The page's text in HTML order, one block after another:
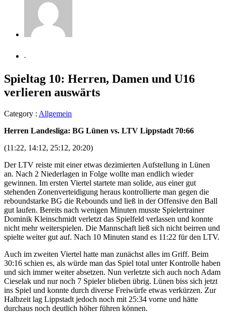
-
Spieltag 10: Herren, Damen und U16
verlieren auswärts
Category : Allgemein
Herren Landesliga: BG Lünen vs. LTV Lippstadt 70:66
(11:22, 14:12, 25:12, 20:20)
Der LTV reiste mit einer etwas dezimierten Aufstellung in Lünen
an. Nach 2 Niederlagen in Folge wollte man endlich wieder
gewinnen. Im ersten Viertel startete man solide, aus einer gut
stehenden Zonenverteidigung heraus kontrollierte man gegen die
reboundstarke BG die Rebounds und ließ in der Offensive den Ball
gut laufen. Bereits nach wenigen Minuten musste Spielertrainer
Dominik Kleinschmidt verletzt das Spielfeld verlassen und konnte
nicht mehr weiterspielen. Die Mannschaft ließ sich nicht beirren und
spielte weiter gut auf. Nach 10 Minuten stand es 11:22 für den LTV.
Auch im zweiten Viertel hatte man zunächst alles im Griff. Beim
30:16 schien es, als würde man das Spiel total unter Kontrolle haben
und sich immer weiter absetzen. Nun verletzte sich auch noch Adam
Cieselak und nur noch 7 Spieler blieben übrig. Lünen biss sich jetzt
ins Spiel und konnte durch diverse Freiwürfe etwas verkürzen. Zur
Halbzeit lag Lippstadt jedoch noch mit 25:34 vorne und hätte
durchaus noch deutlich höher führen können.